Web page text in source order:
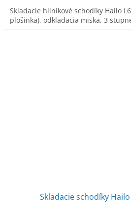
Skladacie hliníkové schodíky Hailo
plošinka), odkladacia miska, 3
Skladacie schodíky